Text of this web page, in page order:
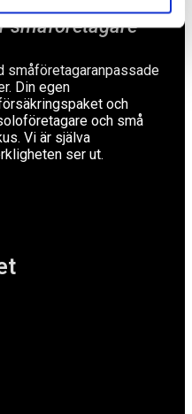
småföretagare
småföretagaranpassade
Din egen
och
och små
Vi är själva
ser ut.